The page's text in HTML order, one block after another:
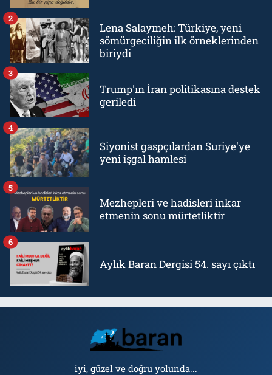
Lena Salaymeh: Türkiye, yeni
sömürgeciliğin ilk örneklerinden
biriydi
2
Trump'ın İran politikasına destek
geriledi
3
Siyonist gaspçılardan Suriye'ye
yeni işgal hamlesi
4
Mezhepleri ve hadisleri inkar
etmenin sonu mürtetliktir
5
Aylık Baran Dergisi 54. sayı çıktı
6
iyi, güzel ve doğru yolunda...